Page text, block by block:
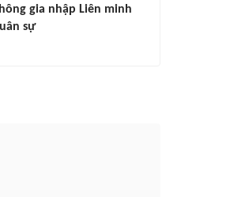
gia nhập Liên minh
sự